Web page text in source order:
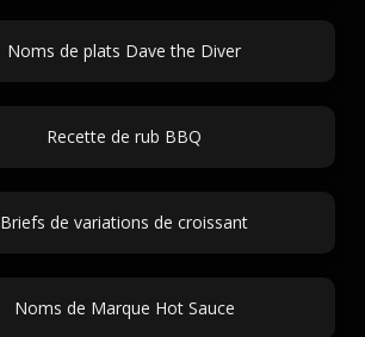
Noms de plats Dave the Diver
Recette de rub BBQ
Briefs de variations de croissant
Noms de Marque Hot Sauce